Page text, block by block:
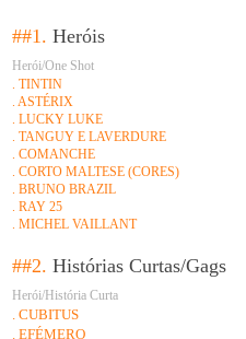
##1.Heróis
Herói/One Shot
. TINTIN
. ASTÉRIX
. LUCKY LUKE
. TANGUY E LAVERDURE
. COMANCHE
. CORTO MALTESE (CORES)
. BRUNO BRAZIL
. RAY 25
. MICHEL VAILLANT
##2.Histórias Curtas/Gags
Herói/História Curta
. CUBITUS
. EFÉMERO